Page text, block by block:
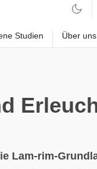
Studien Über uns
Lam-rim-